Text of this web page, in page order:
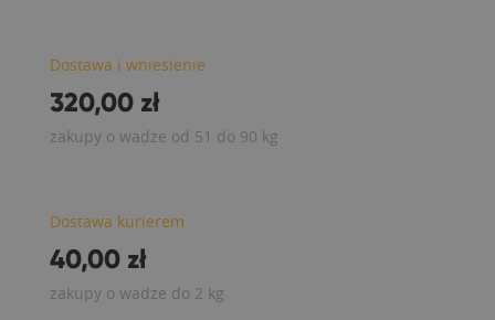
Dostawa i wniesienie
320,00 zł
zakupy o wadze od 51 do 90 kg
Dostawa kurierem
40,00 zł
zakupy o wadze do 2 kg